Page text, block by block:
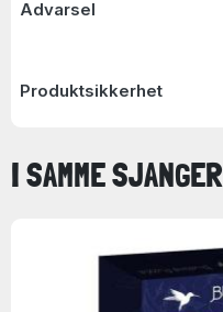
Advarsel
Produktsikkerhet
I SAMME SJANGER